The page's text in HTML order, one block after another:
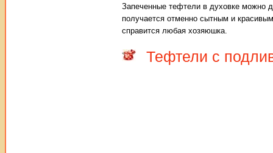
Запеченные тефтели в духовке можно
получается отменно сытным и
справится любая хозяюшка.
Тефтели с